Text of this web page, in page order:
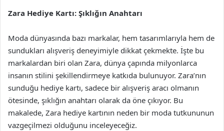
Zara Hediye Kartı: Şıklığın Anahtarı
Moda dünyasında bazı markalar, hem tasarımlarıyla hem de
sundukları alışveriş deneyimiyle dikkat çekmekte. İşte bu
markalardan biri olan Zara, dünya çapında milyonlarca
insanın stilini şekillendirmeye katkıda bulunuyor. Zara’nın
sunduğu hediye kartı, sadece bir alışveriş aracı olmanın
ötesinde, şıklığın anahtarı olarak da öne çıkıyor. Bu
makalede, Zara hediye kartının neden bir moda tutkununun
vazgeçilmezi olduğunu inceleyeceğiz.